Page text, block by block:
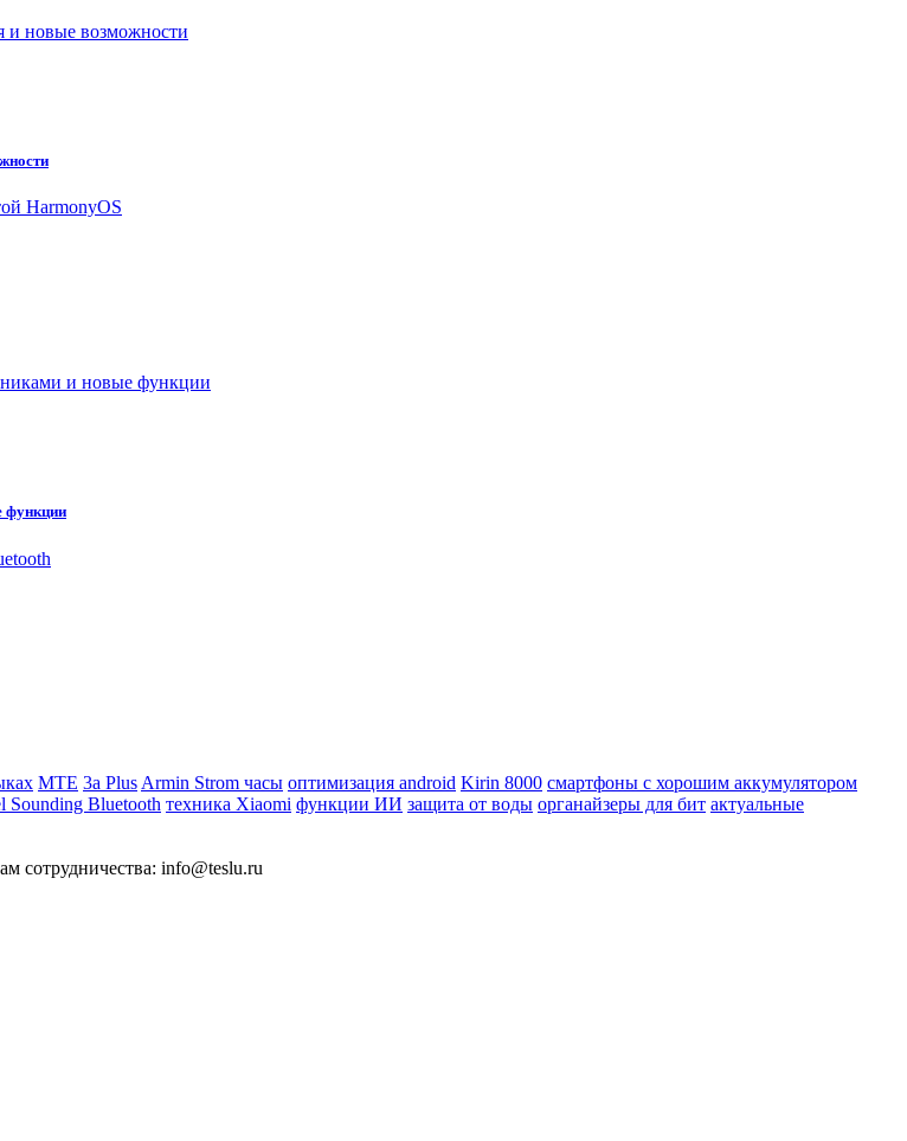
функции
MTE 3a Plus Armin Strom часы оптимизация android Kirin 8000 смартфоны с хорошим аккумулятором
Sounding Bluetooth техника Xiaomi функции ИИ защита от воды органайзеры для бит актуальные
сотрудничества: info@teslu.ru